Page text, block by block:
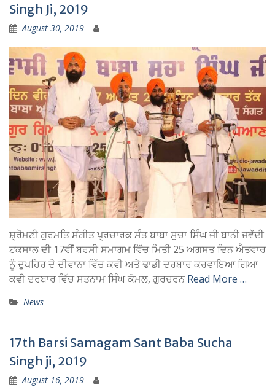
Singh Ji, 2019
August 30, 2019
ਸ਼੍ਰੋਮਣੀ ਗੁਰਮਤਿ ਸੰਗੀਤ ਪ੍ਰਚਾਰਕ ਸੰਤ ਬਾਬਾ ਸੁਚਾ ਸਿੰਘ ਜੀ ਬਾਨੀ ਜਵੱਦੀ
ਟਕਸਾਲ ਦੀ 17ਵੀਂ ਬਰਸੀ ਸਮਾਗਮ ਵਿੱਚ ਮਿਤੀ 25 ਅਗਸਤ ਦਿਨ ਐਤਵਾਰ
ਨੂੰ ਦੁਪਹਿਰ ਦੇ ਦੀਵਾਨਾ ਵਿੱਚ ਕਵੀ ਅਤੇ ਢਾਡੀ ਦਰਬਾਰ ਕਰਵਾਇਆ ਗਿਆ
ਕਵੀ ਦਰਬਾਰ ਵਿੱਚ ਸਤਨਾਮ ਸਿੰਘ ਕੋਮਲ, ਗੁਰਚਰਨRead More …
News
17th Barsi Samagam Sant Baba Sucha
Singh ji, 2019
August 16, 2019